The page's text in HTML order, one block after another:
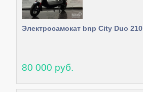
Электросамокат bnp City Duo 210
80 000 руб.